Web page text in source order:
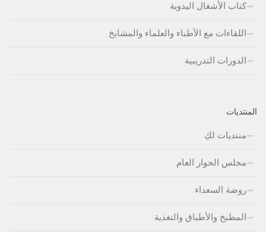
كتاب الأشغال اليدوية
اللقاءات مع الأطباء والعلماء والمشايخ
الدورات التدريبية
المنتديات
منتديات لكِ
مجلس الحوار العام
روضة السعداء
المطبخ والأطباق والتغذية